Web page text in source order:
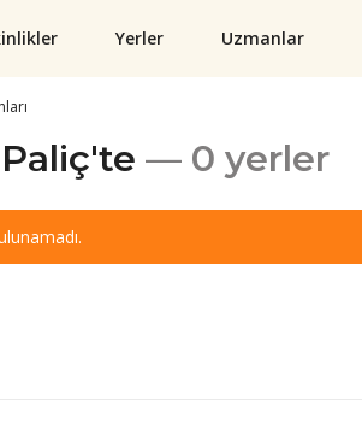
Yerler Uzmanlar
— 0 yerler